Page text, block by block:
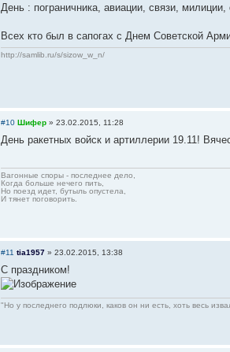
День : пограничника, авиации, связи,
Всех кто был в сапогах с Днем Советской
http://samlib.ru/s/sizow_w_n/
#10 Шифер » 23.02.2015, 11:28
День ракетных войск и артиллерии 19.11!
Вагонные споры - последнее дело,
Когда больше нечего пить,
Но поезд идет, бутыль опустела,
И тянет поговорить.
#11 tia1957 » 23.02.2015, 13:38
С праздником!
"Но у последнего подлюки, каков он ни есть, хоть весь